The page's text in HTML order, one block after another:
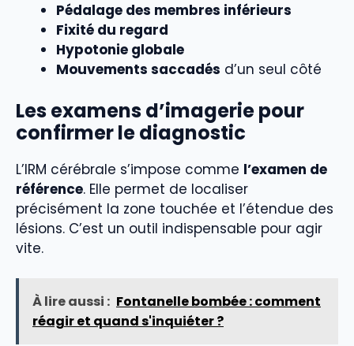
Pédalage des membres inférieurs
Fixité du regard
Hypotonie globale
Mouvements saccadés d’un seul côté
Les examens d’imagerie pour
confirmer le diagnostic
L’IRM cérébrale s’impose comme l’examen de
référence. Elle permet de localiser
précisément la zone touchée et l’étendue des
lésions. C’est un outil indispensable pour agir
vite.
À lire aussi : Fontanelle bombée : comment
réagir et quand s'inquiéter ?